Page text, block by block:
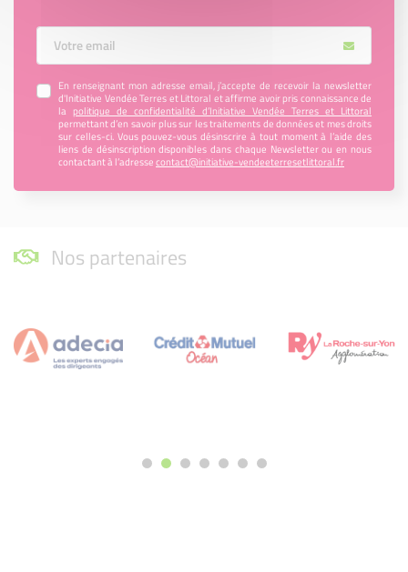
Votre Email
En renseignant mon adresse email, j’accepte de recevoir la newsletter
d'Initiative Vendée Terres et Littoral et affirme avoir pris connaissance de
la politique de confidentialité d’Initiative Vendée Terres et Littoral
permettant d’en savoir plus sur les traitements de données et mes droits
sur celles-ci. Vous pouvez-vous désinscrire à tout moment à l’aide des
liens de désinscription disponibles dans chaque Newsletter ou en nous
contactant à l’adressecontact@initiative-vendeeterresetlittoral.fr
Nos partenaires